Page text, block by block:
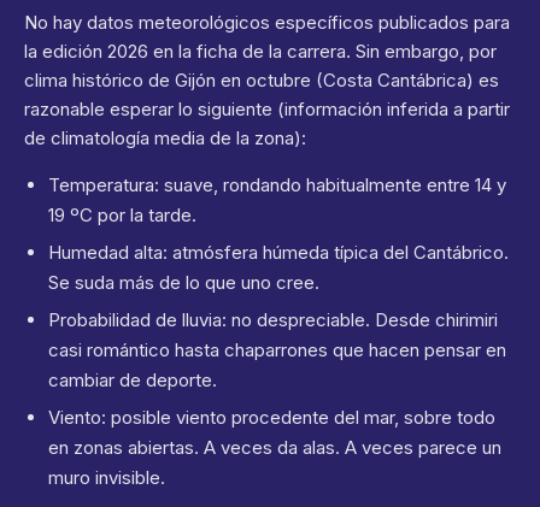
No hay datos meteorológicos específicos publicados para
la edición 2026 en la ficha de la carrera. Sin embargo, por
clima histórico de Gijón en octubre (Costa Cantábrica) es
razonable esperar lo siguiente (información inferida a partir
de climatología media de la zona):
Temperatura: suave, rondando habitualmente entre 14 y
19 ºC por la tarde.
Humedad alta: atmósfera húmeda típica del Cantábrico.
Se suda más de lo que uno cree.
Probabilidad de lluvia: no despreciable. Desde chirimiri
casi romántico hasta chaparrones que hacen pensar en
cambiar de deporte.
Viento: posible viento procedente del mar, sobre todo
en zonas abiertas. A veces da alas. A veces parece un
muro invisible.